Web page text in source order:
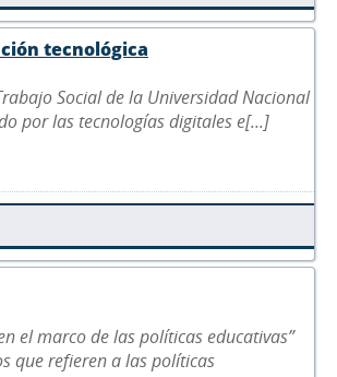
tecnológica
Social de la Universidad Nacional
por las tecnologías digitales e[...]
el marco de las políticas educativas”
que refieren a las políticas